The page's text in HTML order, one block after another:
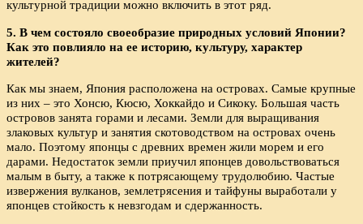
культурной традиции можно включить в этот ряд.
5. В чем состояло своеобразие природных условий Японии?
Как это повлияло на ее историю, культуру, характер
жителей?
Как мы знаем, Япония расположена на островах. Самые крупные
из них – это Хонсю, Кюсю, Хоккайдо и Сикоку. Большая часть
островов занята горами и лесами. Земли для выращивания
злаковых культур и занятия скотоводством на островах очень
мало. Поэтому японцы с древних времен жили морем и его
дарами. Недостаток земли приучил японцев довольствоваться
малым в быту, а также к потрясающему трудолюбию. Частые
извержения вулканов, землетрясения и тайфуны выработали у
японцев стойкость к невзгодам и сдержанность.